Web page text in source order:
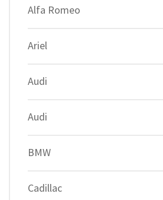
Alfa Romeo
Ariel
Audi
Audi
BMW
Cadillac